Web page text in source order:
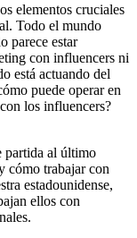
elementos cruciales
Todo el mundo
parece estar
con influencers ni
está actuando del
puede operar en
los influencers?
partida al último
cómo trabajar con
estadounidense,
ellos con